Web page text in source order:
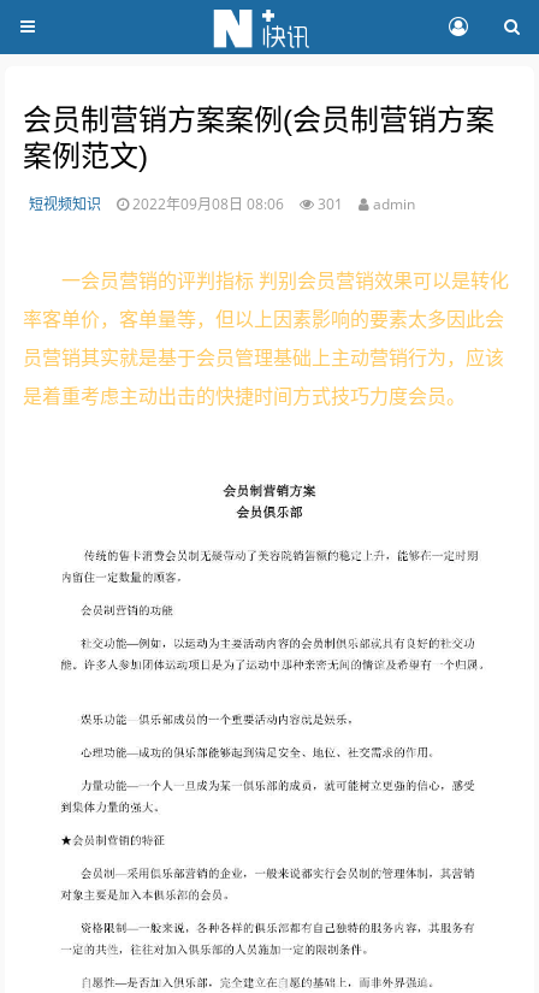
会员制营销方案案例(会员制营销方案
案例范文)
短视频知识 2022年09月08日 08:06 301 admin
一会员营销的评判指标 判别会员营销效果可以是转化
率客单价，客单量等，但以上因素影响的要素太多因此会
员营销其实就是基于会员管理基础上主动营销行为，应该
是着重考虑主动出击的快捷时间方式技巧力度会员。